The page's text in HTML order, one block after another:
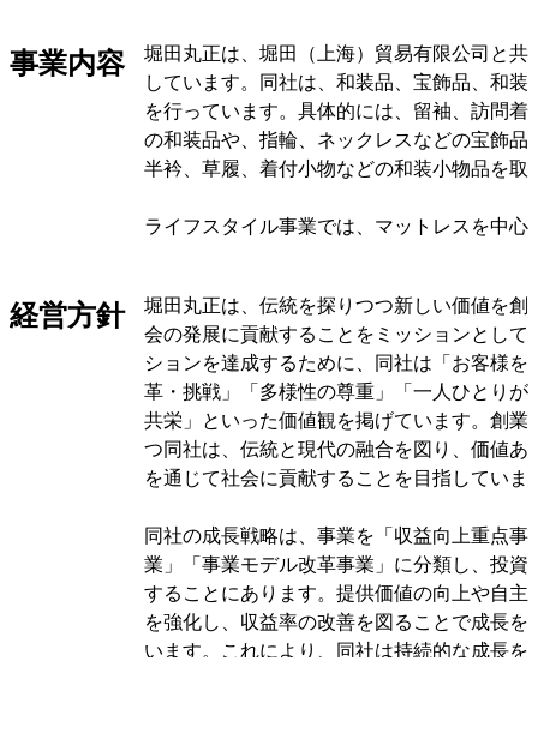
事業内容
堀田丸正は、堀田（上海）貿易有限公司と共
しています。同社は、和装品、宝飾品、和装
を行っています。具体的には、留袖、訪問着
の和装品や、指輪、ネックレスなどの宝飾品
半衿、草履、着付小物などの和装小物品を取
ライフスタイル事業では、マットレスを中心
した婦人服やホームファッションの卸売、百
売、ニット製品の企画販売、D2C事業を展開
マテリアル事業では、意匠撚糸の製造と卸売
す。この事業は、堀田丸正と堀田（上海）貿
で手がけています。これらの事業を通じて、
とサービスを提供しています。
オリジナルを見る
経営方針
堀田丸正は、伝統を探りつつ新しい価値を創
会の発展に貢献することをミッションとして
ションを達成するために、同社は「お客様を
革・挑戦」「多様性の尊重」「一人ひとりが
共栄」といった価値観を掲げています。創業
つ同社は、伝統と現代の融合を図り、価値あ
を通じて社会に貢献することを目指していま
同社の成長戦略は、事業を「収益向上重点事
業」「事業モデル改革事業」に分類し、投資
することにあります。提供価値の向上や自主
を強化し、収益率の改善を図ることで成長を
います。これにより、同社は持続的な成長を